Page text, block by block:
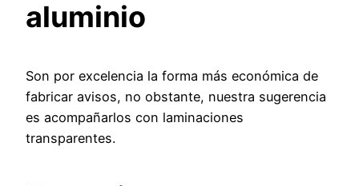
aluminio
Son por excelencia la forma más económica de
fabricar avisos, no obstante, nuestra sugerencia
es acompañarlos con laminaciones
transparentes.